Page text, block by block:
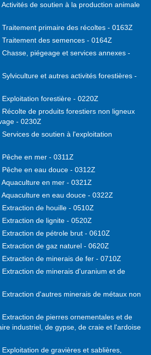
de soutien à la production animale
primaire des récoltes - 0163Z
des semences - 0164Z
piégeage et services annexes -
et autres activités forestières -
forestière - 0220Z
de produits forestiers non ligneux
- 0230Z
de soutien à l'exploitation
en mer - 0311Z
en eau douce - 0312Z
en mer - 0321Z
en eau douce - 0322Z
de houille - 0510Z
de lignite - 0520Z
de pétrole brut - 0610Z
de gaz naturel - 0620Z
de minerais de fer - 0710Z
de minerais d'uranium et de
d'autres minerais de métaux non
de pierres ornementales et de
industriel, de gypse, de craie et l'ardoise
de gravières et sablières,